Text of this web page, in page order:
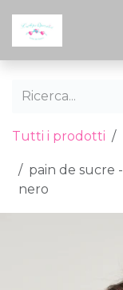
Tutti i prodotti
pain de sucre
nero